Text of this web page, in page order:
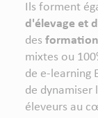
Ils forment
d'élevage et
des
mixtes ou
de e-learning
de
éleveurs au